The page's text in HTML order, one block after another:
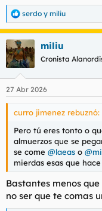
R
e
a
c
c
i
e
s
serdo y miliu
miliu
Cronista
27 Abr 2026
curro jimenez rebuznó:
Pero tú eres tonto o
almuerzos que se
se come @laeas o
mierdas esas que
Bastantes menos
no ser que te comas